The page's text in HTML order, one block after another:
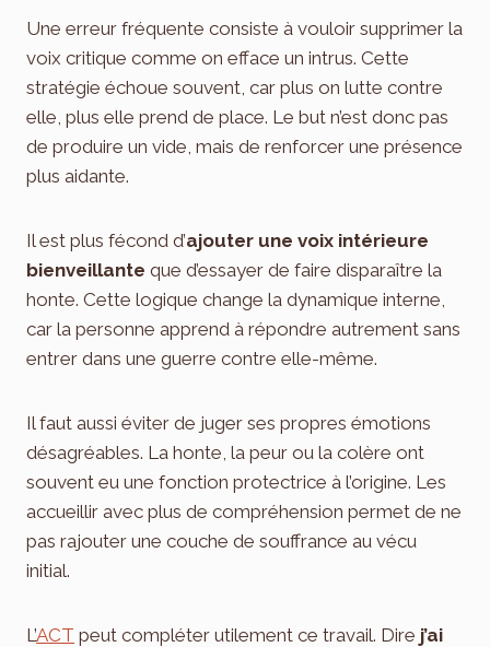
Une erreur fréquente consiste à vouloir supprimer la
voix critique comme on efface un intrus. Cette
stratégie échoue souvent, car plus on lutte contre
elle, plus elle prend de place. Le but n’est donc pas
de produire un vide, mais de renforcer une présence
plus aidante.
Il est plus fécond d’ajouter une voix intérieure
bienveillante que d’essayer de faire disparaître la
honte. Cette logique change la dynamique interne,
car la personne apprend à répondre autrement sans
entrer dans une guerre contre elle-même.
Il faut aussi éviter de juger ses propres émotions
désagréables. La honte, la peur ou la colère ont
souvent eu une fonction protectrice à l’origine. Les
accueillir avec plus de compréhension permet de ne
pas rajouter une couche de souffrance au vécu
initial.
L’ACT peut compléter utilement ce travail. Dire j’ai